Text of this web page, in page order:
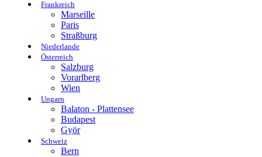
Frankreich
Marseille
Paris
Straßburg
Niederlande
Österreich
Salzburg
Vorarlberg
Wien
Ungarn
Balaton - Plattensee
Budapest
Györ
Schweiz
Bern